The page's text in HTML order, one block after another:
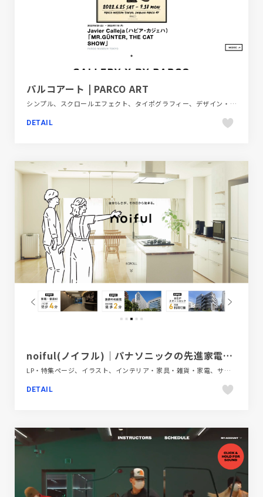
パルコアート | PARCO ART
シンプル、スクロールエフェクト、タイポグラフィー、デザイン・アート・音楽・文芸、フラットデザイン、ブランド・サービスサイト、ホワイト系、ポップ、メディアサイト、商業施設・レジャー
DETAIL
noiful(ノイフル)｜パナソニックの先進家電付き賃貸
LP・特集ページ、イラスト、インテリア・家具・雑貨・家電、サービス紹介、シンプル、ナチュラル、ブランド・サービスサイト、ホワイト系、大きめ写真、建設・住宅・不動産
DETAIL